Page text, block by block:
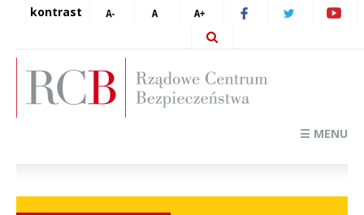
kontrast
☰ MENU